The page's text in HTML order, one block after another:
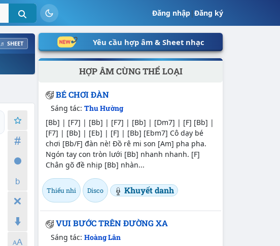
Đăng nhập|Đăng ký
♬ SHEET Yêu cầu hợp âm & Sheet nhạc
HỢP ÂM CÙNG THỂ LOẠI
BÉ CHƠI ĐÀN
Sáng tác:Thu Hường
[Bb] | [F7] | [Bb] | [F7] | [Bb] | [Dm7] | [F] [Bb] |
[F7] | [Bb] | [Eb] | [F] | [Bb] [Ebm7] Cô dạy bé
chơi [Bb/F] đàn nè! Đồ rê mi son [Am] pha pha.
Ngón tay con tròn lưới [Bb] nhanh nhanh. [F]
Chân gõ đề nhịp [Bb] nhàn...
Thiếu nhi Disco Khuyết danh
VUI BƯỚC TRÊN ĐƯỜNG XA
Sáng tác:Hoàng Lân